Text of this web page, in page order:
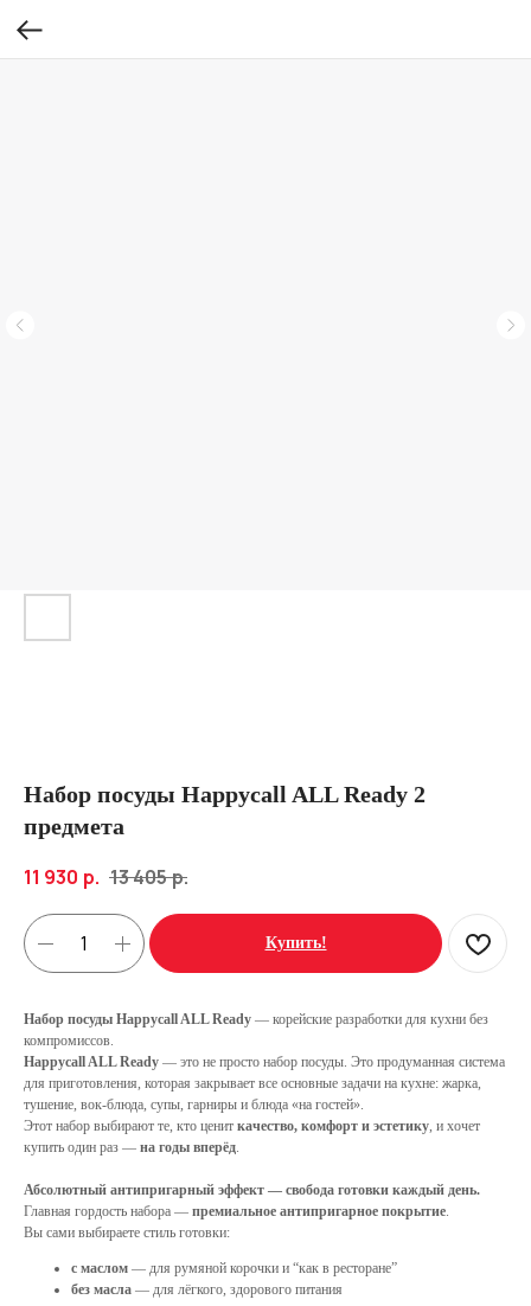
Набор посуды Happycall ALL Ready 2
предмета
11 930 р. 13 405р.
Купить!
Набор посуды Happycall ALL Ready — корейские разработки для кухни без
компромиссов.
Happycall ALL Ready — это не просто набор посуды. Это продуманная система
для приготовления, которая закрывает все основные задачи на кухне: жарка,
тушение, вок-блюда, супы, гарниры и блюда «на гостей».
Этот набор выбирают те, кто ценит качество, комфорт и эстетику, и хочет
купить один раз — на годы вперёд.
Абсолютный антипригарный эффект — свобода готовки каждый день.
Главная гордость набора — премиальное антипригарное покрытие.
Вы сами выбираете стиль готовки:
с маслом — для румяной корочки и “как в ресторане”
без масла — для лёгкого, здорового питания